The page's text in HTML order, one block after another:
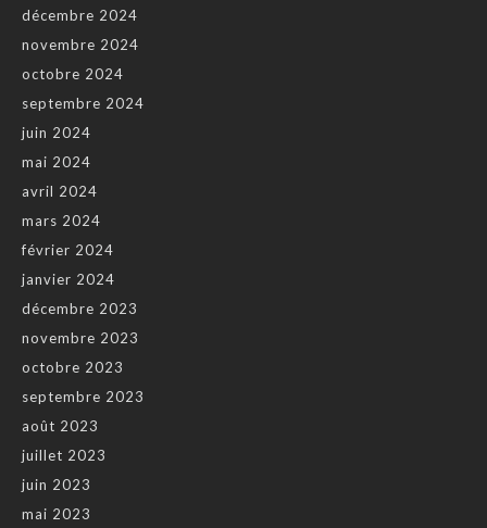
décembre 2024
novembre 2024
octobre 2024
septembre 2024
juin 2024
mai 2024
avril 2024
mars 2024
février 2024
janvier 2024
décembre 2023
novembre 2023
octobre 2023
septembre 2023
août 2023
juillet 2023
juin 2023
mai 2023